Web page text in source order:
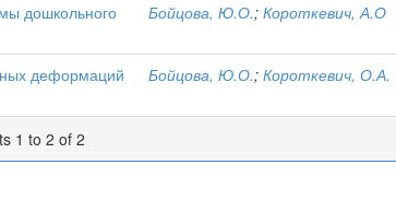
дошкольного
Бойцова, Ю.О.; Короткевич, А.О
деформаций
Бойцова, Ю.О.; Короткевич, О.А.
1 to 2 of 2